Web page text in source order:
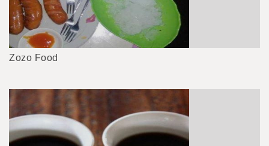
Zozo Food